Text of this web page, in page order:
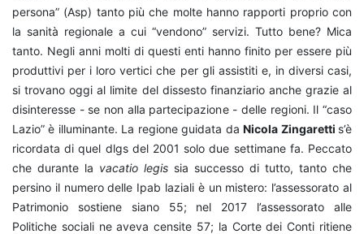
persona” (Asp) tanto più che molte hanno rapporti proprio con
la sanità regionale a cui “vendono” servizi. Tutto bene? Mica
tanto. Negli anni molti di questi enti hanno finito per essere più
produttivi per i loro vertici che per gli assistiti e, in diversi casi,
si trovano oggi al limite del dissesto finanziario anche grazie al
disinteresse - se non alla partecipazione - delle regioni. Il “caso
Lazio” è illuminante. La regione guidata daNicola Zingaretti s’è
ricordata di quel dlgs del 2001 solo due settimane fa. Peccato
che durante la vacatio legis sia successo di tutto, tanto che
persino il numero delle Ipab laziali è un mistero: l’assessorato al
Patrimonio sostiene siano 55; nel 2017 l’assessorato alle
Politiche sociali ne aveva censite 57; la Corte dei Conti ritiene